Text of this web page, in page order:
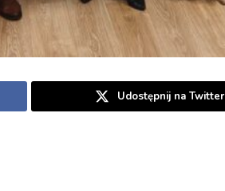
Udostępnij na Twitter